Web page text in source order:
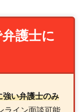
護士に
強い弁護士のみ
ライン面談可能